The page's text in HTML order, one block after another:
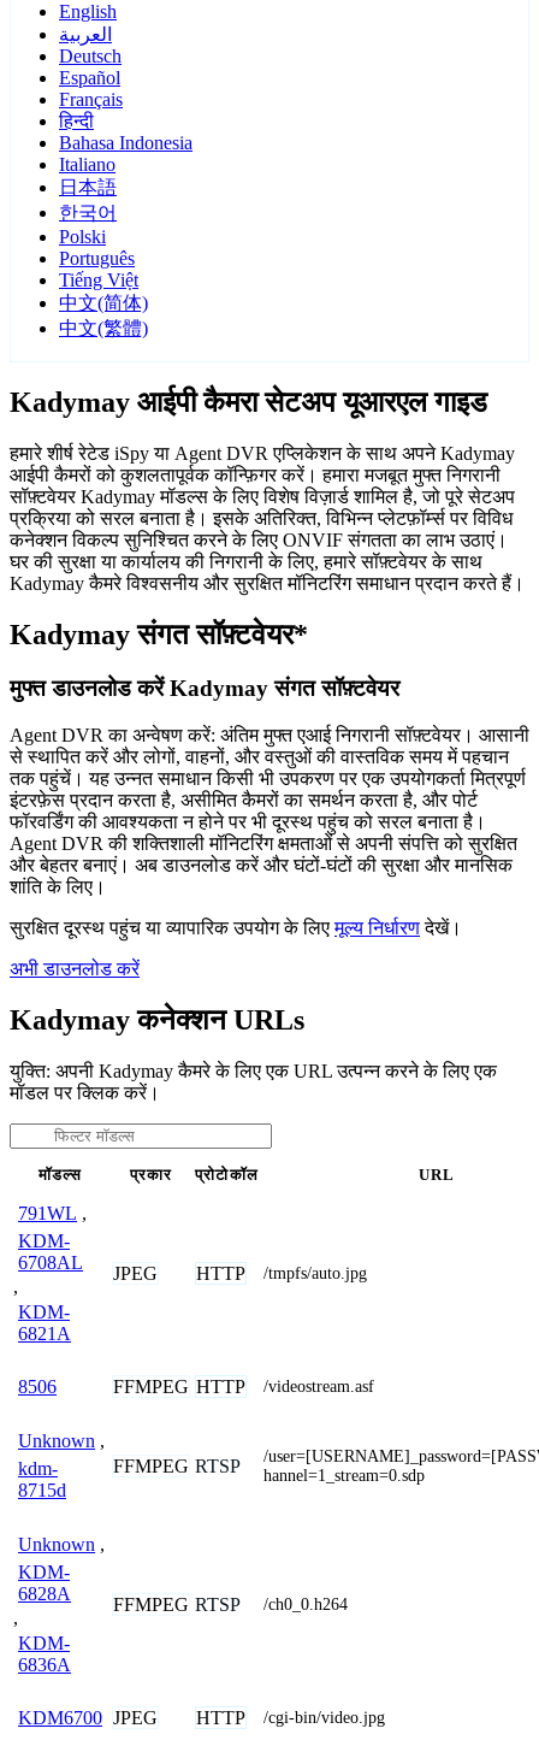
English
العربية
Deutsch
Español
Français
हिन्दी
Bahasa Indonesia
Italiano
日本語
한국어
Polski
Português
Tiếng Việt
中文(简体)
中文(繁體)
Kadymay आईपी कैमरा सेटअप यूआरएल गाइड
हमारे शीर्ष रेटेड iSpy या Agent DVR एप्लिकेशन के साथ अपने Kadymay
आईपी कैमरों को कुशलतापूर्वक कॉन्फ़िगर करें। हमारा मजबूत मुफ्त निगरानी
सॉफ़्टवेयर Kadymay मॉडल्स के लिए विशेष विज़ार्ड शामिल है, जो पूरे सेटअप
प्रक्रिया को सरल बनाता है। इसके अतिरिक्त, विभिन्न प्लेटफ़ॉर्म्स पर विविध
कनेक्शन विकल्प सुनिश्चित करने के लिए ONVIF संगतता का लाभ उठाएं।
घर की सुरक्षा या कार्यालय की निगरानी के लिए, हमारे सॉफ़्टवेयर के साथ
Kadymay कैमरे विश्वसनीय और सुरक्षित मॉनिटरिंग समाधान प्रदान करते हैं।
Kadymay संगत सॉफ़्टवेयर*
मुफ्त डाउनलोड करें Kadymay संगत सॉफ़्टवेयर
Agent DVR का अन्वेषण करें: अंतिम मुफ्त एआई निगरानी सॉफ़्टवेयर। आसानी
से स्थापित करें और लोगों, वाहनों, और वस्तुओं की वास्तविक समय में पहचान
तक पहुंचें। यह उन्नत समाधान किसी भी उपकरण पर एक उपयोगकर्ता मित्रपूर्ण
इंटरफ़ेस प्रदान करता है, असीमित कैमरों का समर्थन करता है, और पोर्ट
फॉरवर्डिंग की आवश्यकता न होने पर भी दूरस्थ पहुंच को सरल बनाता है।
Agent DVR की शक्तिशाली मॉनिटरिंग क्षमताओं से अपनी संपत्ति को सुरक्षित
और बेहतर बनाएं। अब डाउनलोड करें और घंटों-घंटों की सुरक्षा और मानसिक
शांति के लिए।
सुरक्षित दूरस्थ पहुंच या व्यापारिक उपयोग के लिएमूल्य निर्धारणदेखें।
अभी डाउनलोड करें
Kadymay कनेक्शन URLs
युक्ति: अपनी Kadymay कैमरे के लिए एक URL उत्पन्न करने के लिए एक
मॉडल पर क्लिक करें।
मॉडल्स प्रकार प्रोटोकॉल URL
791WL ,
KDM-
6708AL
,
KDM-
6821A
JPEG HTTP /tmpfs/auto.jpg
8506 FFMPEG HTTP /videostream.asf
Unknown ,
kdm-
8715d
FFMPEG RTSP
/
hannel=1_stream=0.sdp
Unknown ,
KDM-
6828A
,
KDM-
6836A
FFMPEG RTSP /ch0_0.h264
KDM6700 JPEG HTTP /cgi-bin/video.jpg